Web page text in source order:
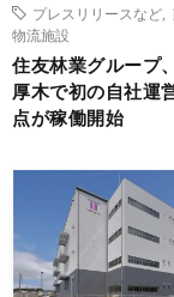
プレスリリースなど
物流施設
住友林業グループ
厚木で初の自社運
点が稼働開始